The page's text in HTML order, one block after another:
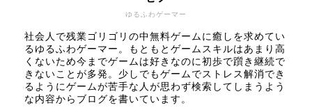
ゆるふわゲーマー
社会人で残業ゴリゴリの中無料ゲームに癒しを求めてい
るゆるふわゲーマー。もともとゲームスキルはあまり高
くないため今までゲームは好きなのに初歩で躓き継続で
きないことが多発。少しでもゲームでストレス解消でき
るようにゲームが苦手な人が思わず検索してしまうよう
な内容からブログを書いています。